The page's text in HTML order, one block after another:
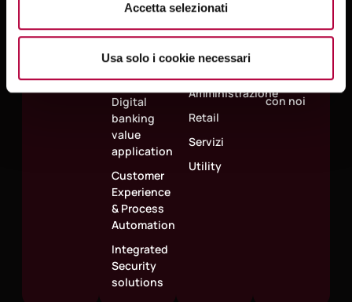
Accetta selezionati
Usa solo i cookie necessari
Vertical
Banking,
Market &
Insurance
Digital
banking
value
application
Customer
Experience
& Process
Automation
Integrated
Security
solutions
Intermediari
Pubblica
Amministrazione
Retail
Servizi
Utility
Sedi e
Lavora
con noi